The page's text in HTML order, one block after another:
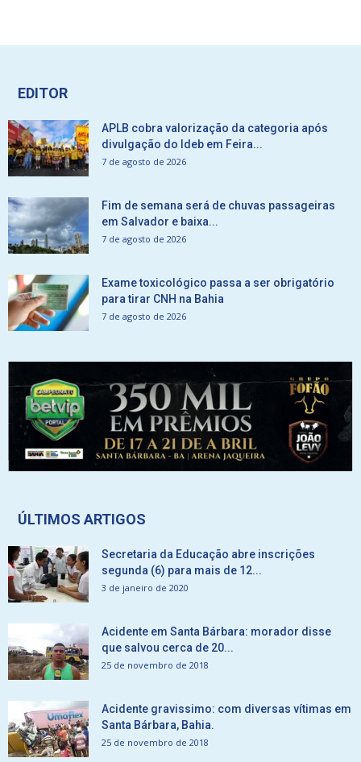
EDITOR
APLB cobra valorização da categoria após
divulgação do Ideb em Feira...
7 de agosto de 2026
Fim de semana será de chuvas passageiras
em Salvador e baixa...
7 de agosto de 2026
Exame toxicológico passa a ser obrigatório
para tirar CNH na Bahia
7 de agosto de 2026
ÚLTIMOS ARTIGOS
Secretaria da Educação abre inscrições
segunda (6) para mais de 12...
3 de janeiro de 2020
Acidente em Santa Bárbara: morador disse
que salvou cerca de 20...
25 de novembro de 2018
Acidente gravissimo: com diversas vítimas em
Santa Bárbara, Bahia.
25 de novembro de 2018